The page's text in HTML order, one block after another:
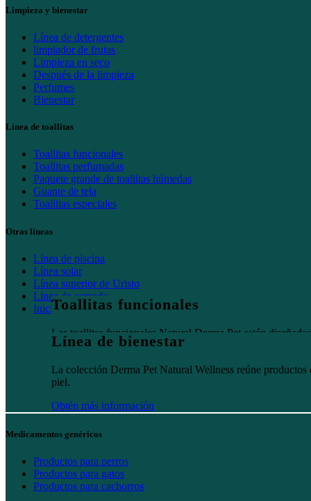
Limpieza y bienestar
Línea de detergentes
limpiador de frutas
Limpieza en seco
Después de la limpieza
Perfumes
Bienestar
Línea de toallitas
Toallitas funcionales
Toallitas perfumadas
Paquete grande de toallitas húmedas
Guante de tela
Toallitas especiales
Otras líneas
Línea de piscina
Línea solar
Línea superior de Uristo
Línea de camada
InicioToallitas funcionales
Las toallitas funcionales Natural Derma Pet están
Línea de bienestar
La colección Derma Pet Natural Wellness reúne
piel.
Obtén más información
Medicamentos genéricos
Productos para perros
Productos para gatos
Productos para cachorros